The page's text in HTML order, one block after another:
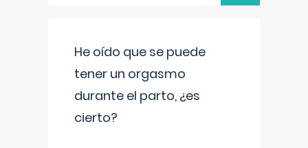
He oído que se puede
tener un orgasmo
durante el parto, ¿es
cierto?